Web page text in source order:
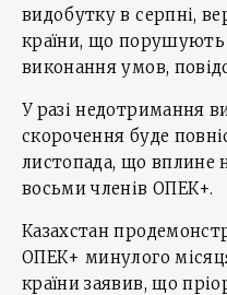
видобутку в серпні,
країни, що
виконання умов,
У разі недотримання
скорочення буде
листопада, що вплине
восьми членів ОПЕК+.
Казахстан
ОПЕК+ минулого
країни заявив, що